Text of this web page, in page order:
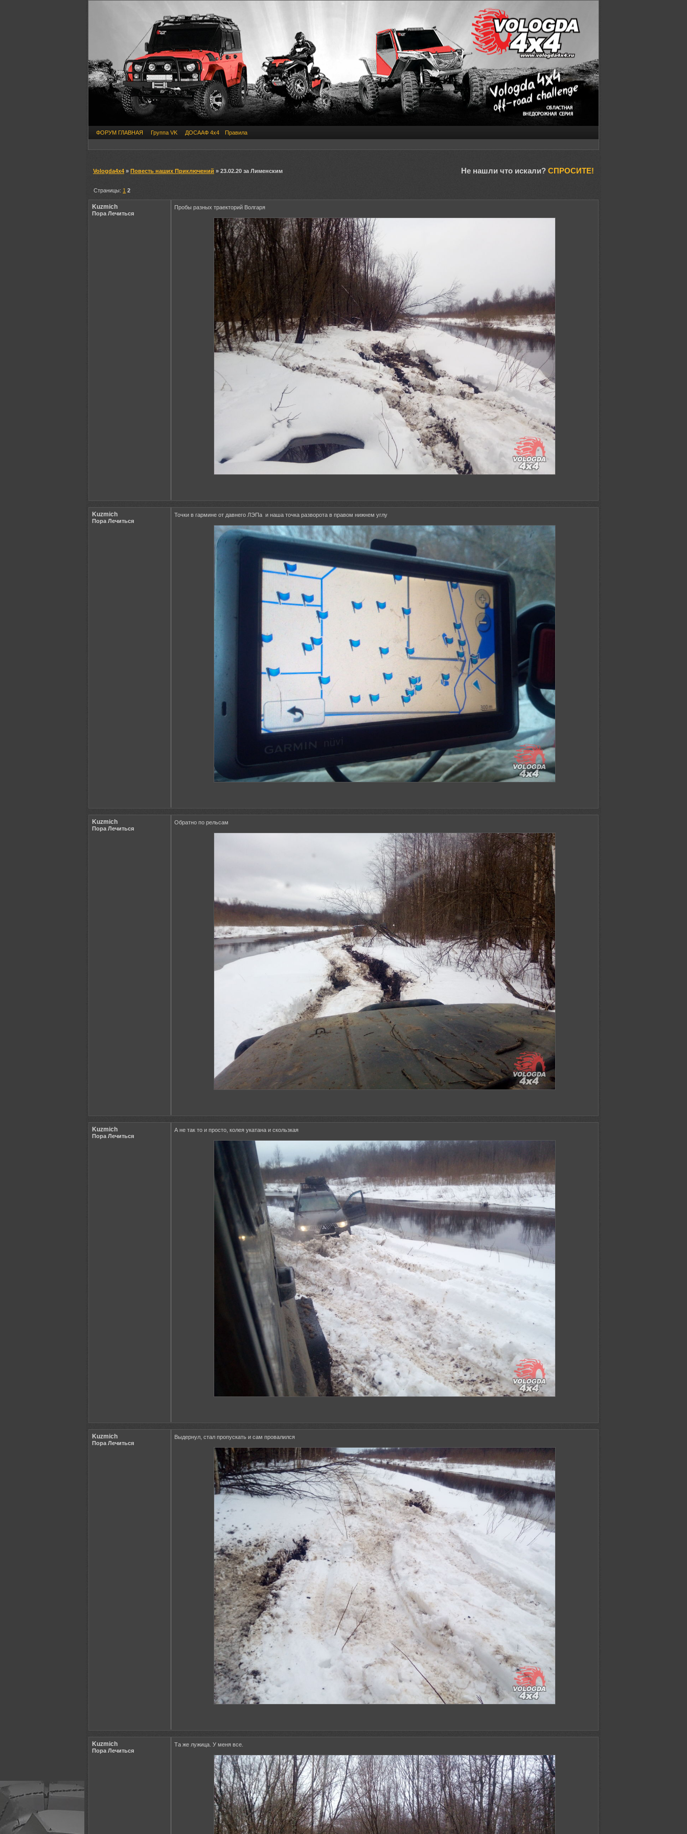
ФОРУМ ГЛАВНАЯ Группа VK ДОСААФ 4х4 Правила
Vologda4x4 » Повесть наших Приключений » 23.02.20 за Лименским Не нашли что искали? СПРОСИТЕ!
Страницы: 1 2
Kuzmich
Пора Лечиться
Пробы разных траекторий Волгаря
Kuzmich
Пора Лечиться
Точки в гармине от давнего ЛЭПа и наша точка разворота в правом нижнем углу
Kuzmich
Пора Лечиться
Обратно по рельсам
Kuzmich
Пора Лечиться
А не так то и просто, колея укатана и скользкая
Kuzmich
Пора Лечиться
Выдернул, стал пропускать и сам провалился
Kuzmich
Пора Лечиться
Та же лужица. У меня все.